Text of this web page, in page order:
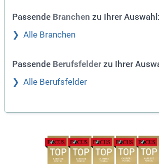
Passende Branchen zu Ihrer Auswahl:
Alle Branchen
Passende Berufsfelder zu Ihrer
Alle Berufsfelder